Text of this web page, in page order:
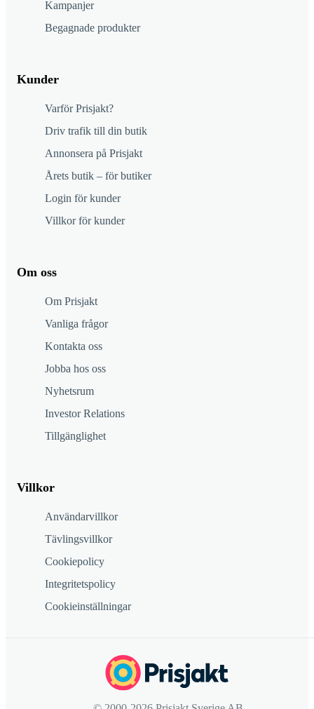
Kampanjer
Begagnade produkter
Kunder
Varför Prisjakt?
Driv trafik till din butik
Annonsera på Prisjakt
Årets butik – för butiker
Login för kunder
Villkor för kunder
Om oss
Om Prisjakt
Vanliga frågor
Kontakta oss
Jobba hos oss
Nyhetsrum
Investor Relations
Tillgänglighet
Villkor
Användarvillkor
Tävlingsvillkor
Cookiepolicy
Integritetspolicy
Cookieinställningar